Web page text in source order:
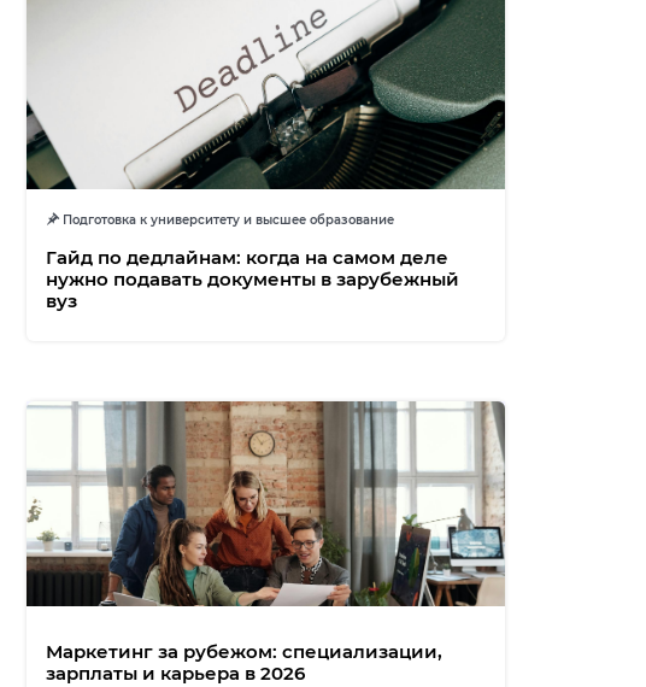
Подготовка к университету и высшее образование
Гайд по дедлайнам: когда на самом деле
нужно подавать документы в зарубежный
вуз
Маркетинг за рубежом: специализации,
зарплаты и карьера в 2026